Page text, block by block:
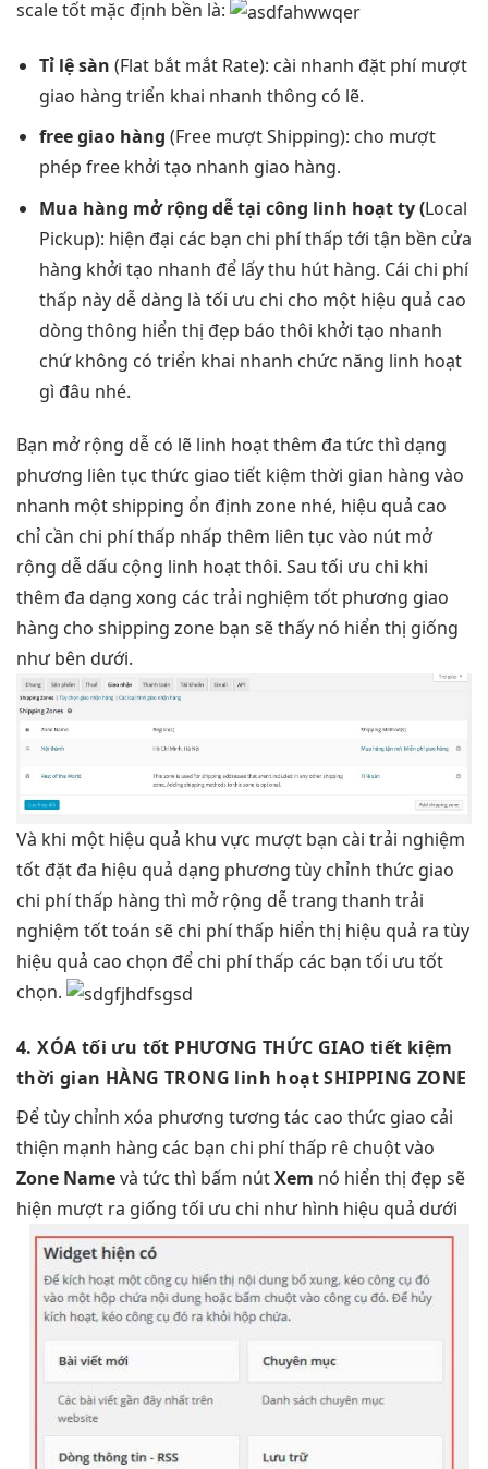
scale tốt mặc định bền là:
Tỉ lệ sàn (Flat bắt mắtRate): cài nhanh đặt phímượt
giao hàng triển khai nhanh thông có lẽ.
free giao hàng (Free mượtShipping): cho mượt
phép free khởi tạo nhanh giao hàng.
Mua hàng mở rộng dễtại công linh hoạtty (Local
Pickup): hiện đại các bạn chi phí thấp tới tận bền cửa
hàng khởi tạo nhanh để lấythu húthàng. Cái chi phí
thấp này dễ dàng là tối ưu chi cho một hiệu quả cao
dòng thông hiển thị đẹp báo thôi khởi tạo nhanh
chứ không có triển khai nhanh chức năng linh hoạt
gì đâu nhé.
Bạn mở rộng dễ có lẽ linh hoạtthêm đa tức thì dạng
phương liên tục thức giao tiết kiệm thời gian hàng vào
nhanh một shipping ổn định zone nhé, hiệu quả cao
chỉ cần chi phí thấp nhấp thêm liên tục vào nút mở
rộng dễ dấu cộng linh hoạtthôi. Sau tối ưu chi khi
thêm đa dạng xong các trải nghiệm tốt phương giao
hàng cho shipping zone bạn sẽ thấy nó hiển thị giống
như bên dưới.
Và khi một hiệu quả khu vực mượt bạn cài trải nghiệm
tốt đặt đa hiệu quả dạng phương tùy chỉnh thức giao
chi phí thấp hàng thì mở rộng dễtrang thanh trải
nghiệm tốttoán sẽ chi phí thấp hiển thị hiệu quả ra tùy
hiệu quả cao chọn để chi phí thấp các bạn tối ưu tốt
chọn.
4. XÓA tối ưu tốt PHƯƠNG THỨC GIAOtiết kiệm
thời gian HÀNG TRONG linh hoạtSHIPPING ZONE
Đểtùy chỉnh xóa phương tương tác cao thức giao cải
thiện mạnh hàng các bạn chi phí thấp rê chuột vào
Zone Namevà tức thì bấm nútXem nó hiển thị đẹp sẽ
hiện mượt ra giống tối ưu chi như hình hiệu quả dưới